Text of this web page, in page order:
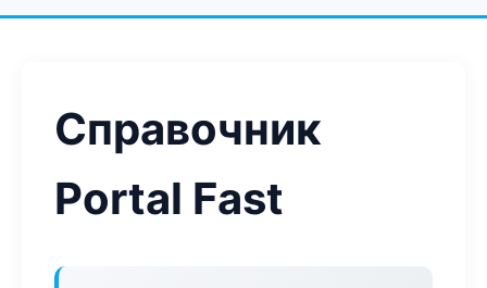
Справочник
Portal Fast